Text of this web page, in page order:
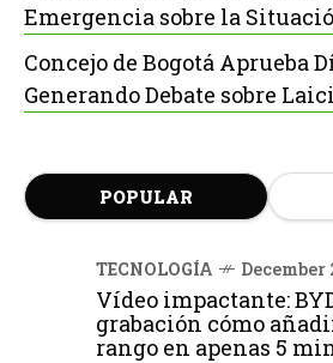
Emergencia sobre la
Concejo de Bogotá Aprueba
Generando Debate sobre
POPULAR
TECNOLOGÍA December
Vídeo impactante:
grabación cómo
rango en apenas 5